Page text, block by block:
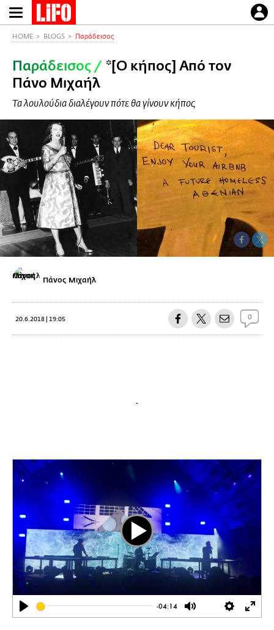
Παράκαμψη
προς
περιεχόμενο
HOME BLOGS Παράδεισος
Παράδεισος / *[Ο κήπος] Από τον
Πάνο Μιχαήλ
Τα λουλούδια διαλέγουν πότε θα γίνουν κήπος
Πάνος Μιχαήλ
20.6.2018 | 19:05 0
.
Play
-04:14
Mute Settings
Play